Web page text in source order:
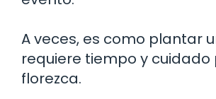
A veces, es como plantar
requiere tiempo y cuidado
florezca.